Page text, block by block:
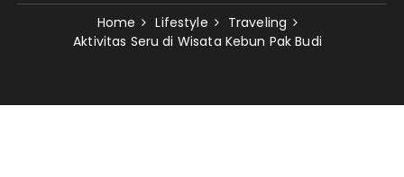
Home Lifestyle
Traveling
Aktivitas Seru di Wisata Kebun Pak Budi